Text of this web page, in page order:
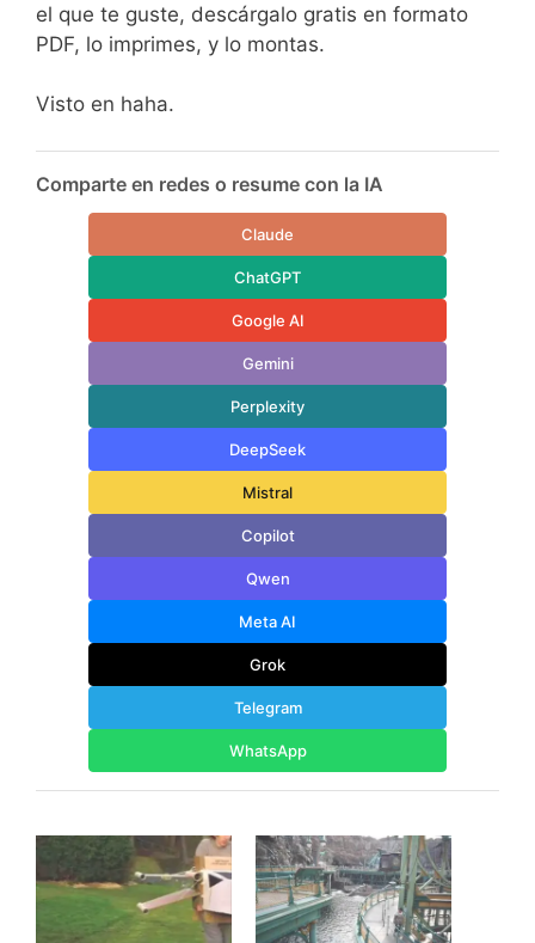
el que te guste, descárgalo gratis en formato
PDF, lo imprimes, y lo montas.
Visto en haha.
Comparte en redes o resume con la IA
Claude
ChatGPT
Google AI
Gemini
Perplexity
DeepSeek
Mistral
Copilot
Qwen
Meta AI
Grok
Telegram
WhatsApp